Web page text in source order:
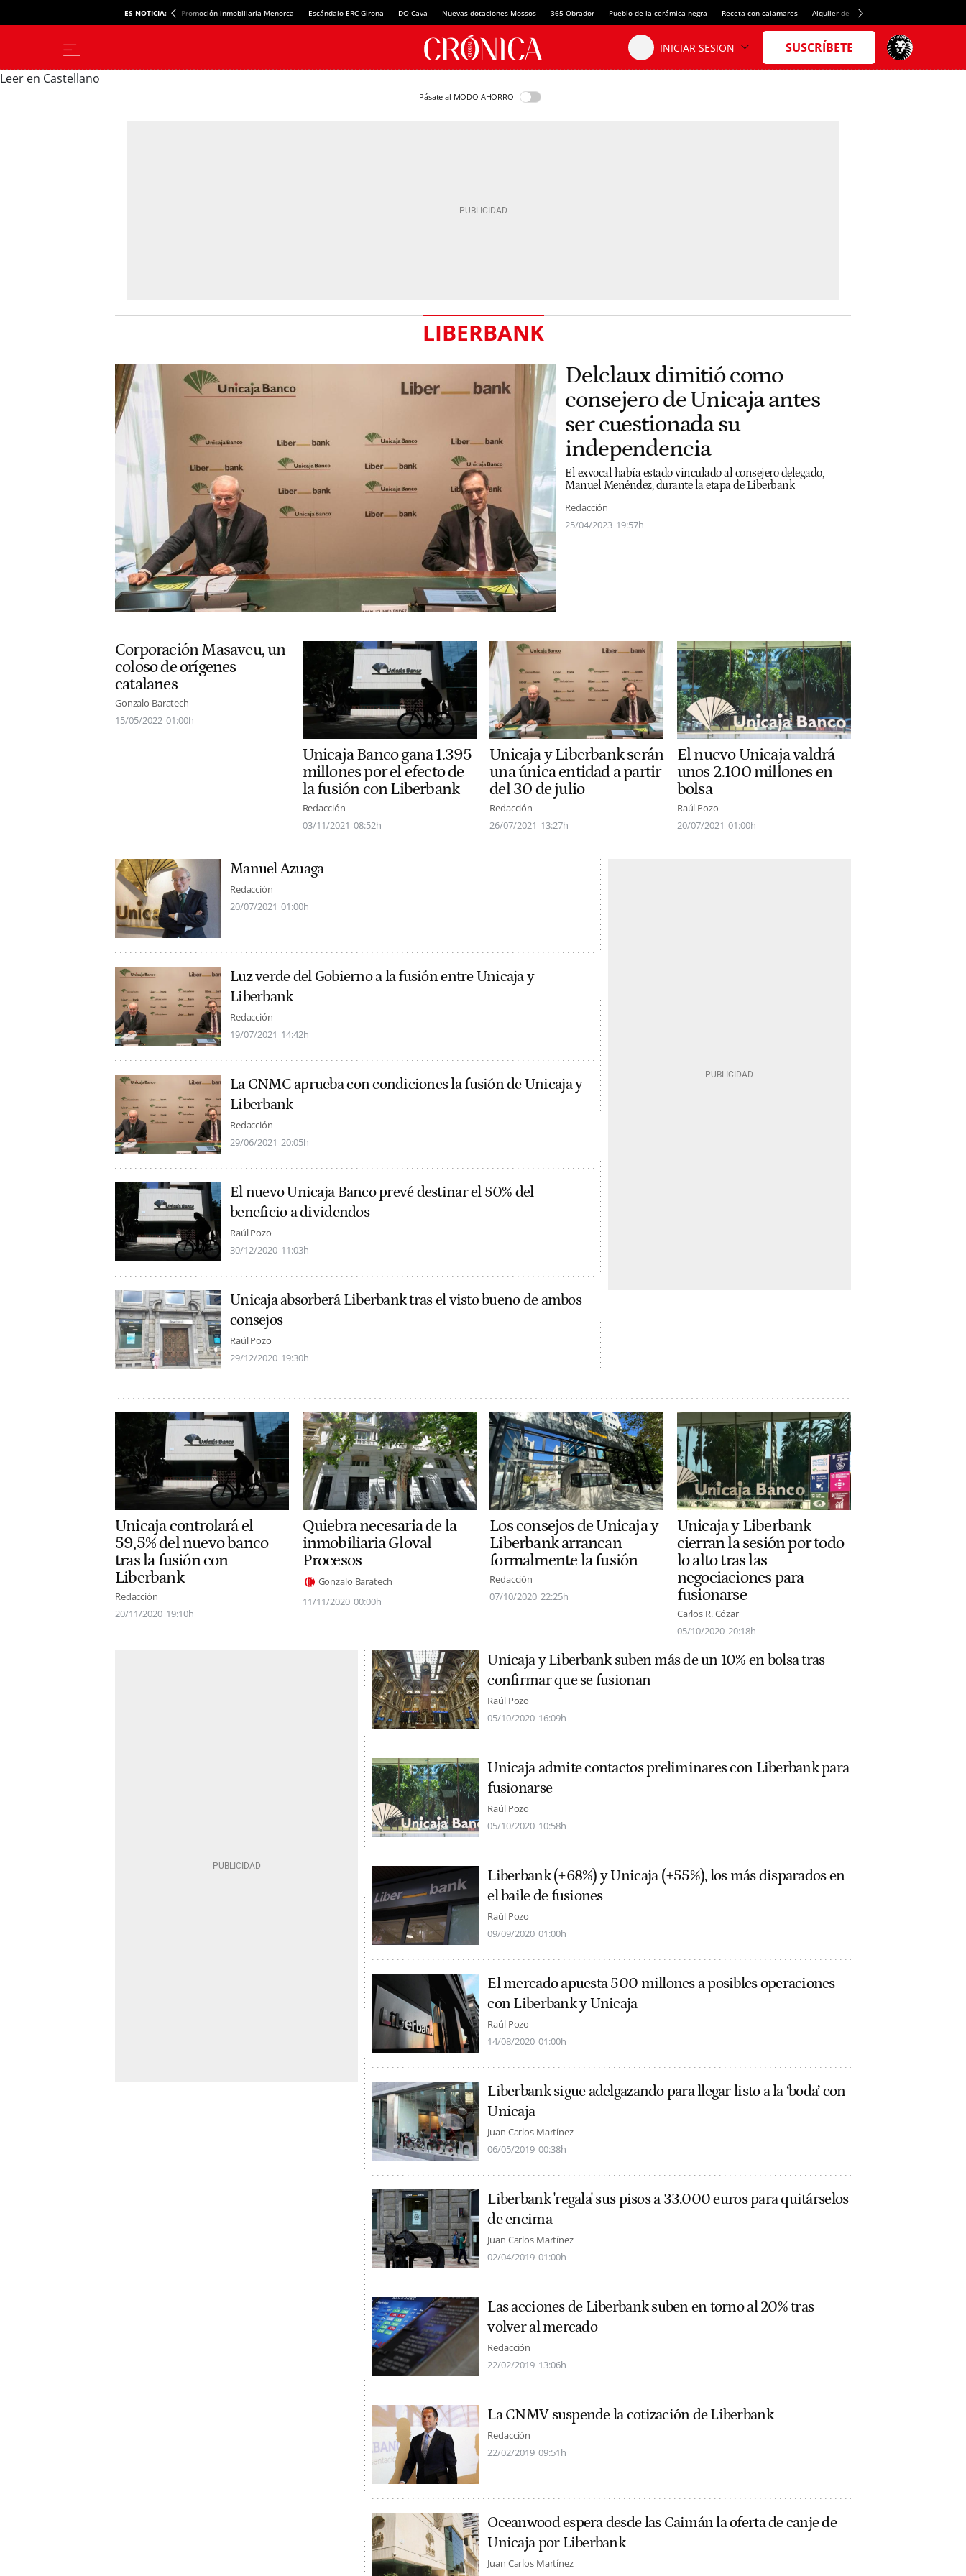
ES NOTICIA: Promoción inmobiliaria Menorca Escándalo ERC Girona DO Cava Nuevas dotaciones Mossos 365 Obrador Pueblo de la cerámica negra Receta con calamares Alquiler de habitaciones en España
Leer en Castellano
Pásate al MODO AHORRO
LIBERBANK
Delclaux dimitió como
consejero de Unicaja antes
ser cuestionada su
independencia
El exvocal había estado vinculado al consejero delegado,
Manuel Menéndez, durante la etapa de Liberbank
Redacción
25/04/2023 19:57h
Corporación Masaveu, un
coloso de orígenes
catalanes
Gonzalo Baratech
15/05/2022 01:00h
Unicaja Banco gana 1.395
millones por el efecto de
la fusión con Liberbank
Redacción
03/11/2021 08:52h
Unicaja y Liberbank serán
una única entidad a partir
del 30 de julio
Redacción
26/07/2021 13:27h
El nuevo Unicaja valdrá
unos 2.100 millones en
bolsa
Raúl Pozo
20/07/2021 01:00h
Manuel Azuaga
Redacción
20/07/2021 01:00h
Luz verde del Gobierno a la fusión entre Unicaja y
Liberbank
Redacción
19/07/2021 14:42h
La CNMC aprueba con condiciones la fusión de Unicaja y
Liberbank
Redacción
29/06/2021 20:05h
El nuevo Unicaja Banco prevé destinar el 50% del
beneficio a dividendos
Raúl Pozo
30/12/2020 11:03h
Unicaja absorberá Liberbank tras el visto bueno de ambos
consejos
Raúl Pozo
29/12/2020 19:30h
Unicaja controlará el
59,5% del nuevo banco
tras la fusión con
Liberbank
Redacción
20/11/2020 19:10h
Quiebra necesaria de la
inmobiliaria Gloval
Procesos
Gonzalo Baratech
11/11/2020 00:00h
Los consejos de Unicaja y
Liberbank arrancan
formalmente la fusión
Redacción
07/10/2020 22:25h
Unicaja y Liberbank
cierran la sesión por todo
lo alto tras las
negociaciones para
fusionarse
Carlos R. Cózar
05/10/2020 20:18h
Unicaja y Liberbank suben más de un 10% en bolsa tras
confirmar que se fusionan
Raúl Pozo
05/10/2020 16:09h
Unicaja admite contactos preliminares con Liberbank para
fusionarse
Raúl Pozo
05/10/2020 10:58h
Liberbank (+68%) y Unicaja (+55%), los más disparados en
el baile de fusiones
Raúl Pozo
09/09/2020 01:00h
El mercado apuesta 500 millones a posibles operaciones
con Liberbank y Unicaja
Raúl Pozo
14/08/2020 01:00h
Liberbank sigue adelgazando para llegar listo a la ‘boda’ con
Unicaja
Juan Carlos Martínez
06/05/2019 00:38h
Liberbank 'regala' sus pisos a 33.000 euros para quitárselos
de encima
Juan Carlos Martínez
02/04/2019 01:00h
Las acciones de Liberbank suben en torno al 20% tras
volver al mercado
Redacción
22/02/2019 13:06h
La CNMV suspende la cotización de Liberbank
Redacción
22/02/2019 09:51h
Oceanwood espera desde las Caimán la oferta de canje de
Unicaja por Liberbank
Juan Carlos Martínez